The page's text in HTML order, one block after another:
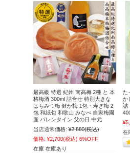
最高級 特選 紀州 南高梅 2種 と 本
格梅酒 300ml 詰合せ 特別大きな
はちみつ梅 健か梅 1包・寿ぎ梅 2
包 和紙包 和歌山 みなべ 自家梅園
産 バレンタイン 父の日 中元
当店通常価格: ¥2,880(税込)
価格: ¥2,700(税込) 6%OFF
在庫 在庫あり
た
か
詰
在